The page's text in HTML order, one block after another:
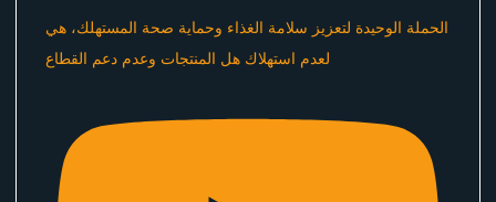
الحملة الوحيدة لتعزيز سلامة الغذاء وحماية صحة المستهلك، هي
لعدم استهلاك هل المنتجات وعدم دعم القطاع